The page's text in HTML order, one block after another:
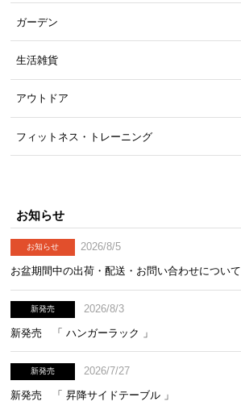
ガーデン
生活雑貨
アウトドア
フィットネス・トレーニング
お知らせ
お知らせ
2026/8/5
お盆期間中の出荷・配送・お問い合わせについて
新発売
2026/8/3
新発売 「 ハンガーラック 」
新発売
2026/7/27
新発売 「 昇降サイドテーブル 」